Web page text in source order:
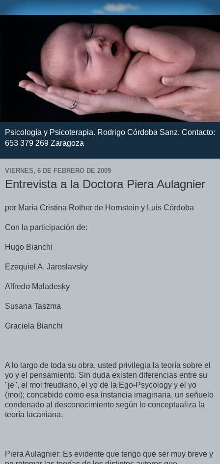
Psicología y Psicoterapia. Rodrigo Córdoba Sanz. Contacto:
653 379 269 Zaragoza
VIERNES, 6 DE FEBRERO DE 2009
Entrevista a la Doctora Piera Aulagnier
por María Cristina Rother de Hornstein y Luis Córdoba
Con la participación de:
Hugo Bianchi
Ezequiel A. Jaroslavsky
Alfredo Maladesky
Susana Taszma
Graciela Bianchi
A lo largo de toda su obra, usted privilegia la teoría sobre el
yo y el pensamiento. Sin duda existen diferencias entre su
"je", el moi freudiano, el yo de la Ego-Psycology y el yo
(moi); concebido como esa instancia imaginaria, un señuelo
condenado al desconocimiento según lo conceptualiza la
teoría lacaniana.
Piera Aulagnier: Es evidente que tengo que ser muy breve y